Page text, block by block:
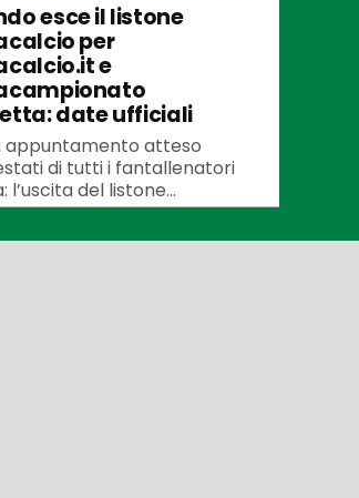
esce il listone
per
e
date ufficiali
appuntamento atteso
di tutti i fantallenatori
l’uscita del listone...